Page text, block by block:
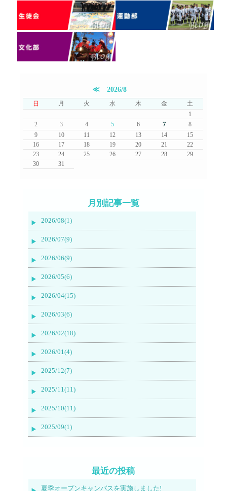
≪ 2026/8
日 月 火 水 木 金
土
1
2
3 4 5 6 7
8
9
10 11 12 13 14
15
16
17 18 19 20 21
22
23
24 25 26 27 28
29
30
31
月別記事一覧
2026/08(1)
2026/07(9)
2026/06(9)
2026/05(6)
2026/04(15)
2026/03(6)
2026/02(18)
2026/01(4)
2025/12(7)
2025/11(11)
2025/10(11)
2025/09(1)
最近の投稿
夏季オープンキャンパスを実施しました!